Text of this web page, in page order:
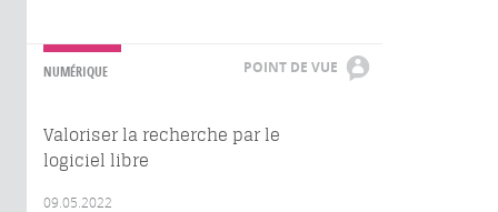
NUMÉRIQUE POINT DE VUE
Valoriser la recherche par le
logiciel libre
09.05.2022